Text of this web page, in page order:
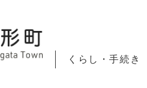
くらし・手続き